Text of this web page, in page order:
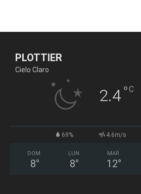
PLOTTIER
Cielo Claro
2.4°C
69% 4.6m/s
DOM
8°
LUN
8°
MAR
12°